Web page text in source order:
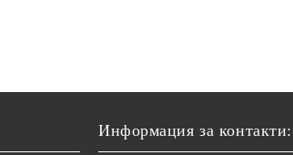
Информация за контакти: